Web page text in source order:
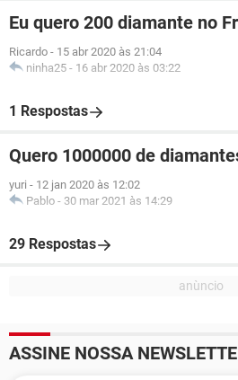
Eu quero 200 diamante no
Ricardo - 15 abr 2020 às 21:04
ninha25 - 16 abr 2020 às 03:22
1 Respostas
Quero 1000000 de
yuri - 12 jan 2020 às 12:02
Pablo - 30 mar 2021 às 14:29
29 Respostas
ASSINE NOSSA